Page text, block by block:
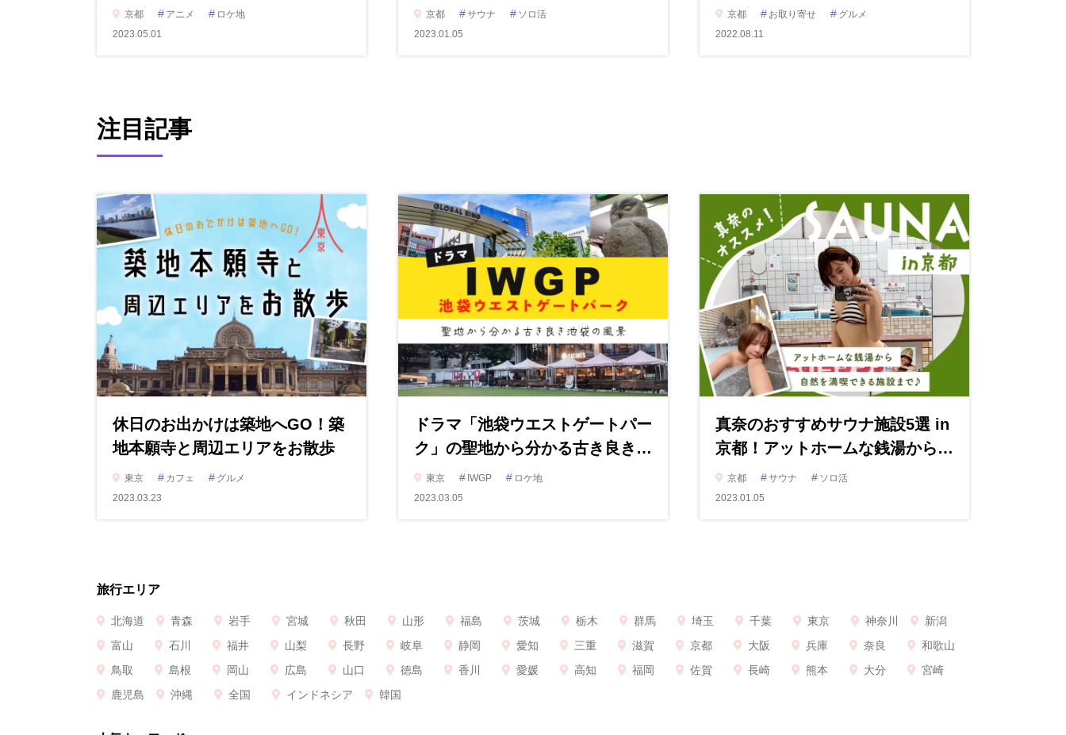
京都 # アニメ # ロケ地
2023.05.01
京都 #サウナ # ソロ活
2023.01.05
京都 # お取り寄せ # グルメ
2022.08.11
注目記事
休日のお出かけは築地へGO！築
地本願寺と周辺エリアをお散歩
東京 # カフェ # グルメ
2023.03.23
ドラマ「池袋ウエストゲートパー
ク」の聖地から分かる古き良き…
東京 # IWGP # ロケ地
2023.03.05
真奈のおすすめサウナ施設5選 in
京都！アットホームな銭湯から…
京都 #サウナ # ソロ活
2023.01.05
旅行エリア
北海道 青森 岩手 宮城 秋田 山形 福島 茨城 栃木 群馬 埼玉 千葉 東京 神奈川
新潟
富山
石川 福井 山梨 長野 岐阜 静岡 愛知 三重 滋賀 京都 大阪 兵庫 奈良
和歌山
鳥取
島根 岡山 広島 山口 徳島 香川 愛媛 高知 福岡 佐賀 長崎 熊本 大分
宮崎
鹿児島
沖縄 全国 インドネシア 韓国